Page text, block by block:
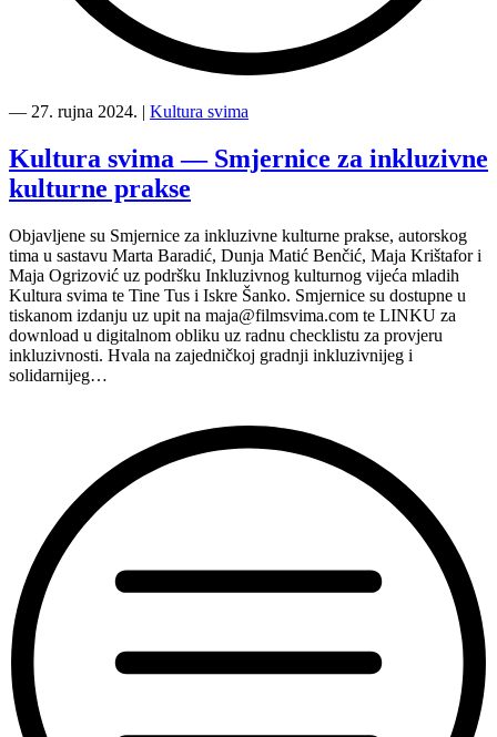
svima
—
Gradska
knjižnica
27.9.2024”
― 27. rujna 2024. | Kultura svima
Kultura svima — Smjernice za inkluzivne
kulturne prakse
Objavljene su Smjernice za inkluzivne kulturne prakse, autorskog
tima u sastavu Marta Baradić, Dunja Matić Benčić, Maja Krištafor i
Maja Ogrizović uz podršku Inkluzivnog kulturnog vijeća mladih
Kultura svima te Tine Tus i Iskre Šanko. Smjernice su dostupne u
tiskanom izdanju uz upit na maja@filmsvima.com te LINKU za
download u digitalnom obliku uz radnu checklistu za provjeru
inkluzivnosti. Hvala na zajedničkoj gradnji inkluzivnijeg i
solidarnijeg…